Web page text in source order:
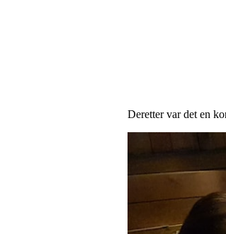
Deretter var det en